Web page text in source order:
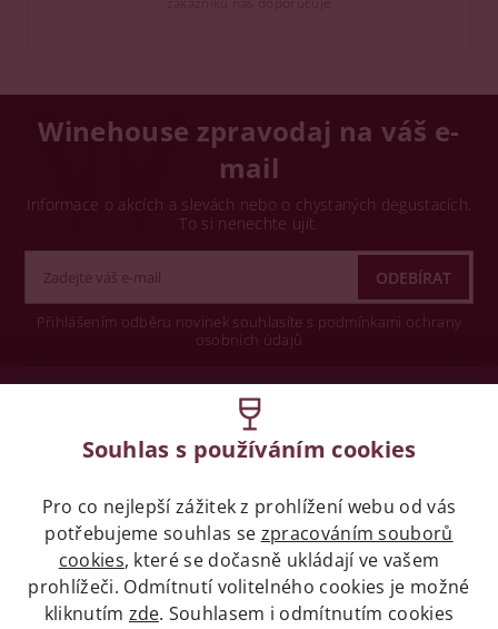
Winehouse zpravodaj na váš e-
mail
Informace o akcích a slevách nebo o chystaných degustacích.
To si nenechte ujít.
Přihlášením odběru novinek souhlasíte s podmínkami ochrany
osobních údajů
Legislativa
Zákaz prodeje alkoholických nápojů osobám
mladších 18 let.
Naše služby
Souhlas s používáním cookies
Pro co nejlepší zážitek z prohlížení webu od vás
potřebujeme souhlas se zpracováním souborů
cookies, které se dočasně ukládají ve vašem
prohlížeči. Odmítnutí volitelného cookies je možné
kliknutím zde. Souhlasem i odmítnutím cookies